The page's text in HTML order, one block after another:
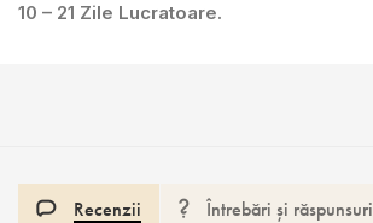
10 – 21 Zile Lucratoare.
Recenzii Întrebări și răspunsuri